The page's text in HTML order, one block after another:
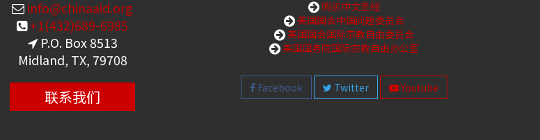
info@chinaaid.org
+1(432)689-6985
P.O. Box 8513
Midland, TX, 79708
联系我们
购买中文圣经
美国国会中国问题委员会
美国国会国际宗教自由委员会
美国国务院国际宗教自由办公室
Facebook Twitter Youtube